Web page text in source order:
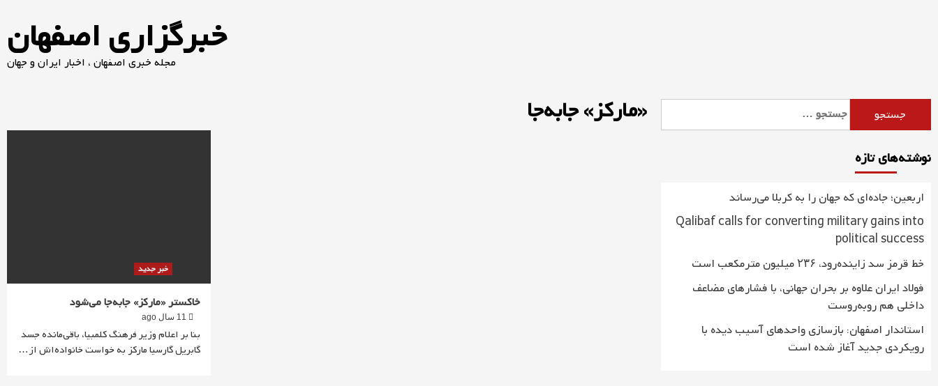
خبرگزاری اصفهان
مجله خبری اصفهان ، اخبار ایران و جهان
«مارکز» جابه‌جا
خبر جدید
خاکستر «مارکز» جابه‌جا می‌شود
بنا بر اعلام وزیر فرهنگ کلمبیا، باقی‌مانده جسد
گابریل گارسیا مارکز به خواست خانواده‌اش از…
برای:
نوشته‌های تازه
اربعین؛ جاده‌ای که جهان را به کربلا می‌رساند
Qalibaf calls for converting military gains into
political success
خط قرمز سد زاینده‌رود، ۲۳۶ میلیون مترمکعب است
فولاد ایران علاوه بر بحران جهانی، با فشارهای مضاعف
داخلی هم روبه‌روست
استاندار اصفهان: بازسازی واحدهای آسیب دیده با
رویکردی جدید آغاز شده است